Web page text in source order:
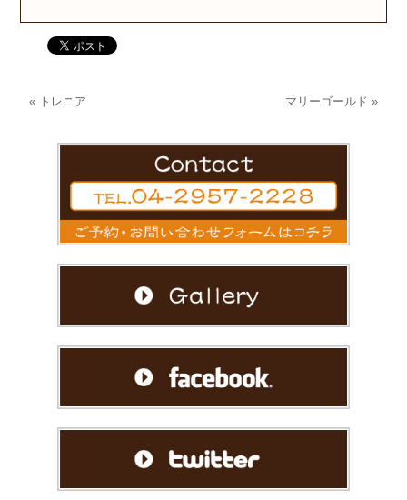
« トレニア マリーゴールド »